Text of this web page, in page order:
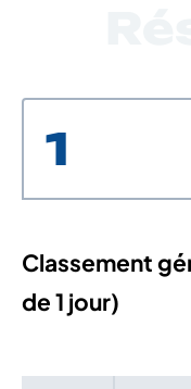
1
Classement
de 1 jour)